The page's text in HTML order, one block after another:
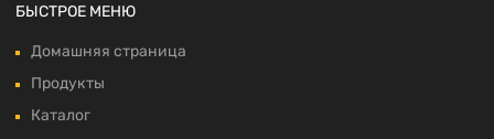
БЫСТРОЕ МЕНЮ
Домашняя страница
Продукты
Каталог